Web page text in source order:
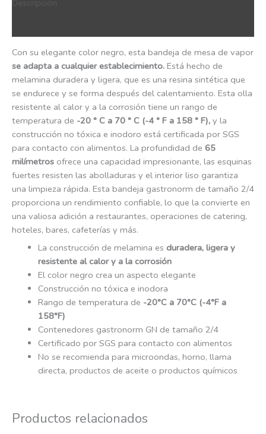
Con su elegante color negro, esta bandeja de mesa de vapor
se adapta a cualquier establecimiento. Está hecho de
melamina duradera y ligera, que es una resina sintética que
se endurece y se forma después del calentamiento. Esta olla
resistente al calor y a la corrosión tiene un rango de
temperatura de -20 ° C a 70 ° C (-4 ° F a 158 ° F), y la
construcción no tóxica e inodoro está certificada por SGS
para contacto con alimentos. La profundidad de 65
milímetros ofrece una capacidad impresionante, las esquinas
fuertes resisten las abolladuras y el interior liso garantiza
una limpieza rápida. Esta bandeja gastronorm de tamaño 2/4
proporciona un rendimiento confiable, lo que la convierte en
una valiosa adición a restaurantes, operaciones de catering,
hoteles, bares, cafeterías y más.
La construcción de melamina es duradera, ligera y
resistente al calor y a la corrosión
El color negro crea un aspecto elegante
Construcción no tóxica e inodora
Rango de temperatura de -20°C a 70°C (-4°F a
158°F)
Contenedores gastronorm GN de tamaño 2/4
Certificado por SGS para contacto con alimentos
No se recomienda para microondas, horno, llama
directa, productos de aceite o productos químicos
Productos relacionados